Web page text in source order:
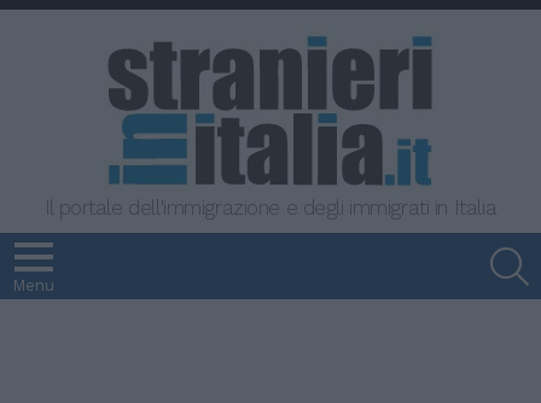
Il portale dell'immigrazione e degli immigrati in Italia
Menu